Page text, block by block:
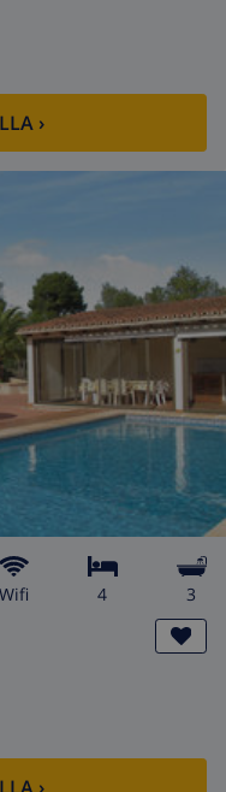
›
wifi 4 3